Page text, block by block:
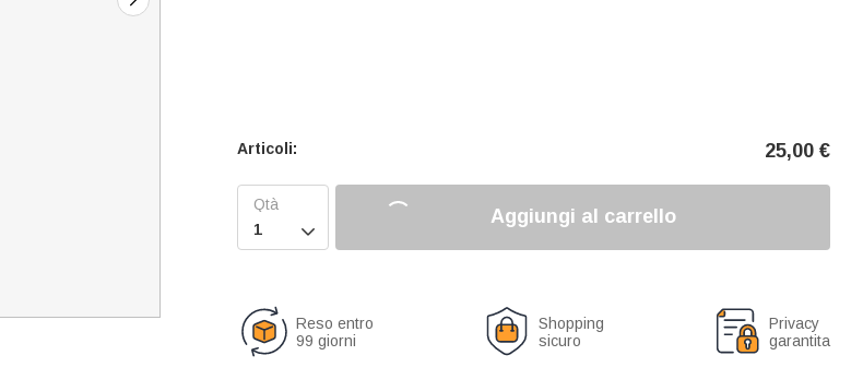
Articoli: 25,00 €

Aggiungi al carrello
Reso entro
99 giorni
Shopping
sicuro
Privacy
garantita